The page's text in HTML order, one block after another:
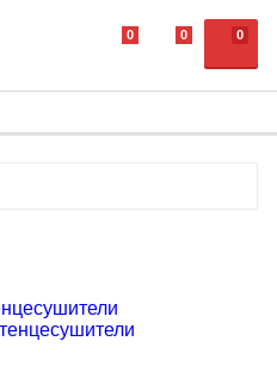
0
0 0